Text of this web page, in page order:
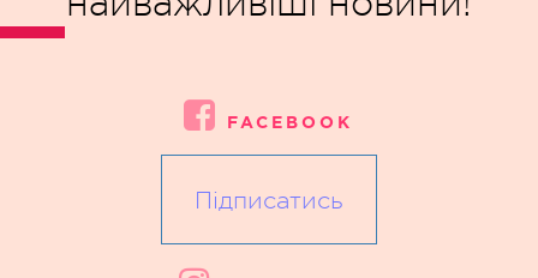
FACEBOOK
Підписатись